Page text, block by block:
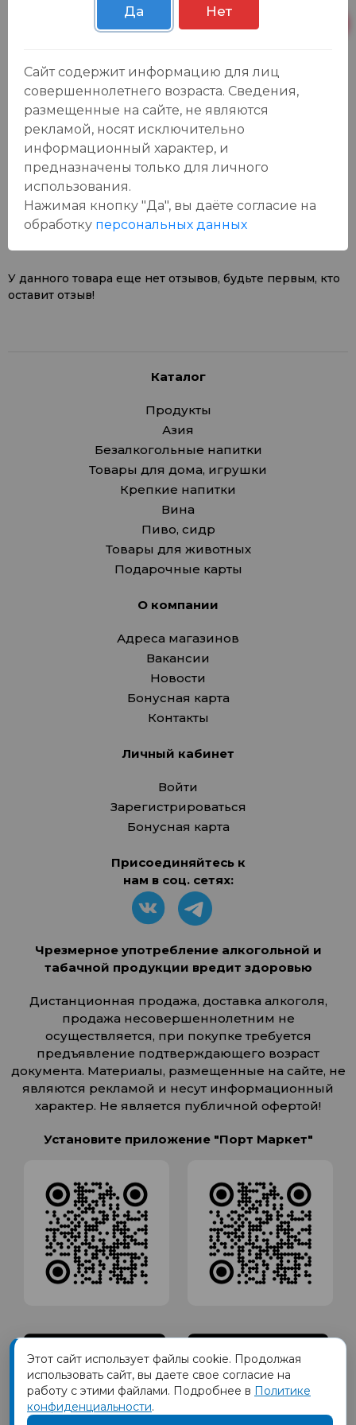
Пн-Вс с 09:00 до
Отзывы:
У данного товара еще нет отзывов, будьте первым, кто
оставит отзыв!
Каталог
Продукты
Азия
Безалкогольные напитки
Товары для дома, игрушки
Крепкие напитки
Вина
Пиво, сидр
Товары для животных
Подарочные карты
О компании
Адреса магазинов
Вакансии
Новости
Бонусная карта
Контакты
Личный кабинет
Войти
Зарегистрироваться
Бонусная карта
Присоединяйтесь к
нам в соц. сетях:
Чрезмерное употребление алкогольной и
табачной продукции вредит здоровью
Дистанционная продажа, доставка алкоголя,
продажа несовершеннолетним не
осуществляется, при покупке требуется
предъявление подтверждающего возраст
документа. Материалы, размещенные на сайте, не
являются рекламой и несут информационный
характер. Не является публичной офертой!
Установите приложение "Порт Маркет"
Товарный знак ПОРТ принадлежит Обществу с Ограниченной
ответственностью СИГМАТОРГ, ОГРН 1191690035570, ИНН 1655417189
Да Нет
Сайт содержит информацию для лиц
совершеннолетнего возраста. Сведения,
размещенные на сайте, не являются
рекламой, носят исключительно
информационный характер, и
предназначены только для личного
использования.
Нажимая кнопку "Да", вы даёте cогласие на
обработку персональных данных
Этот сайт использует файлы cookie. Продолжая
использовать сайт, вы даете свое согласие на
работу с этими файлами. Подробнее в Политике
конфиденциальности.